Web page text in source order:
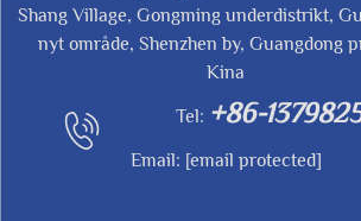
Shang Village, Gongming underdistrikt,
nyt område, Shenzhen by, Guangdong
Kina
Tel: +86-
Email: [email protected]